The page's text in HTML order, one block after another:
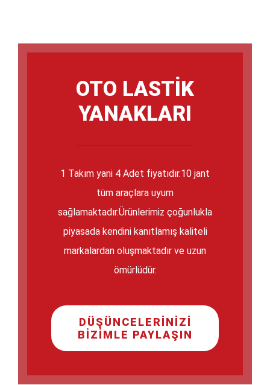
OTO LASTİK
YANAKLARI
1 Takım yani 4 Adet fiyatıdır.10 jant
tüm araçlara uyum
sağlamaktadır.Ürünlerimiz çoğunlukla
piyasada kendini kanıtlamış kaliteli
markalardan oluşmaktadır ve uzun
ömürlüdür.
DÜŞÜNCELERINIZI
BIZIMLE PAYLAŞIN